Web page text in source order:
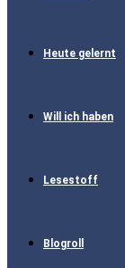
Heute gelernt
Will ich haben
Lesestoff
Blogroll